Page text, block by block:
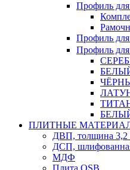
Профиль
Профиль
Профиль
ПЛИТНЫЕ
ДВП, толщина
ДСП,
МДФ
Плита OSB